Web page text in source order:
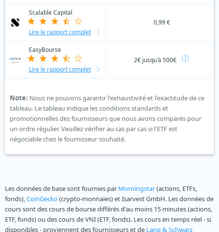
Scalable Capital
Lire le rapport complet
0,99 €
EasyBourse
Lire le rapport complet
2€ jusqu'à 500€
Note: Nous ne pouvons garantir l'exhaustivité et l'exactitude de ce
tableau. Le tableau indique les conditions standards et
promotionnelles des fournisseurs que nous avons comparés pour
un ordre régulier. Veuillez vérifier au cas par cas si l'ETF est
négociable chez le fournisseur souhaité.
Les données de base sont fournies par Morningstar(actions, ETFs,
fonds),CoinGecko(crypto-monnaies) et Isarvest GmbH. Les données de
cours sont des cours de bourse différés d'au moins 15 minutes (actions,
ETF, fonds) ou des cours de VNI (ETF, fonds). Les cours en temps réel - si
disponibles - proviennent des fournisseurs et de Lang & Schwarz